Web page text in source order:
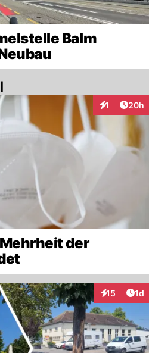
Balm
1
Interaktionen
20h
der
15 1d